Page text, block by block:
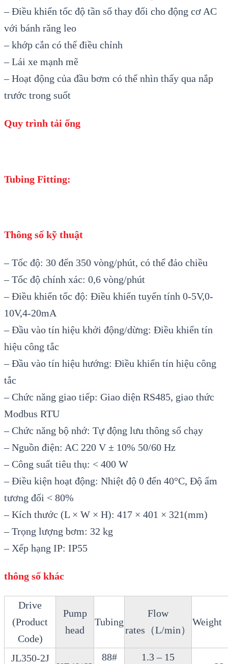
– Điều khiển tốc độ tần số thay đổi cho động cơ AC
với bánh răng leo
– khớp cắn có thể điều chỉnh
– Lái xe mạnh mẽ
– Hoạt động của đầu bơm có thể nhìn thấy qua nắp
trước trong suốt
Quy trình tải ống
Tubing Fitting:
Thông số kỹ thuật
– Tốc độ: 30 đến 350 vòng/phút, có thể đảo chiều
– Tốc độ chính xác: 0,6 vòng/phút
– Điều khiển tốc độ: Điều khiển tuyến tính 0-5V,0-
10V,4-20mA
– Đầu vào tín hiệu khởi động/dừng: Điều khiển tín
hiệu công tắc
– Đầu vào tín hiệu hướng: Điều khiển tín hiệu công
tắc
– Chức năng giao tiếp: Giao diện RS485, giao thức
Modbus RTU
– Chức năng bộ nhớ: Tự động lưu thông số chạy
– Nguồn điện: AC 220 V ± 10% 50/60 Hz
– Công suất tiêu thụ: < 400 W
– Điều kiện hoạt động: Nhiệt độ 0 đến 40°C, Độ ẩm
tương đối < 80%
– Kích thước (L × W × H): 417 × 401 × 321(mm)
– Trọng lượng bơm: 32 kg
– Xếp hạng IP: IP55
thông số khác
Drive
(Product
Code)
Pump
head
Tubing
Flow
rates（L/min）
Weight
JL350-2J 88#
1.3 – 15